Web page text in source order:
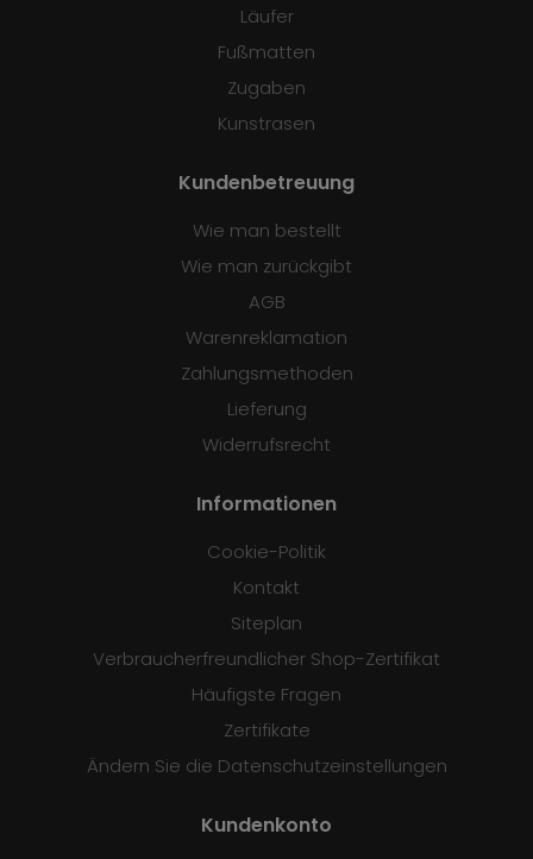
Läufer
Fußmatten
Zugaben
Kunstrasen
Kundenbetreuung
Wie man bestellt
Wie man zurückgibt
AGB
Warenreklamation
Zahlungsmethoden
Lieferung
Widerrufsrecht
Informationen
Cookie-Politik
Kontakt
Siteplan
Verbraucherfreundlicher Shop-Zertifikat
Häufigste Fragen
Zertifikate
Ändern Sie die Datenschutzeinstellungen
Kundenkonto